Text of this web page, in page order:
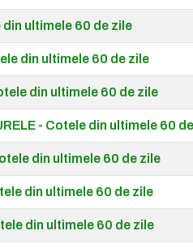
din ultimele 60 de zile
din ultimele 60 de zile
din ultimele 60 de zile
- Cotele din ultimele 60
din ultimele 60 de zile
din ultimele 60 de zile
din ultimele 60 de zile